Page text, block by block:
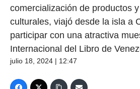
comercialización de productos
culturales, viajó desde la isla a
participar con una atractiva
Internacional del Libro de
julio 18, 2024 | 12:47